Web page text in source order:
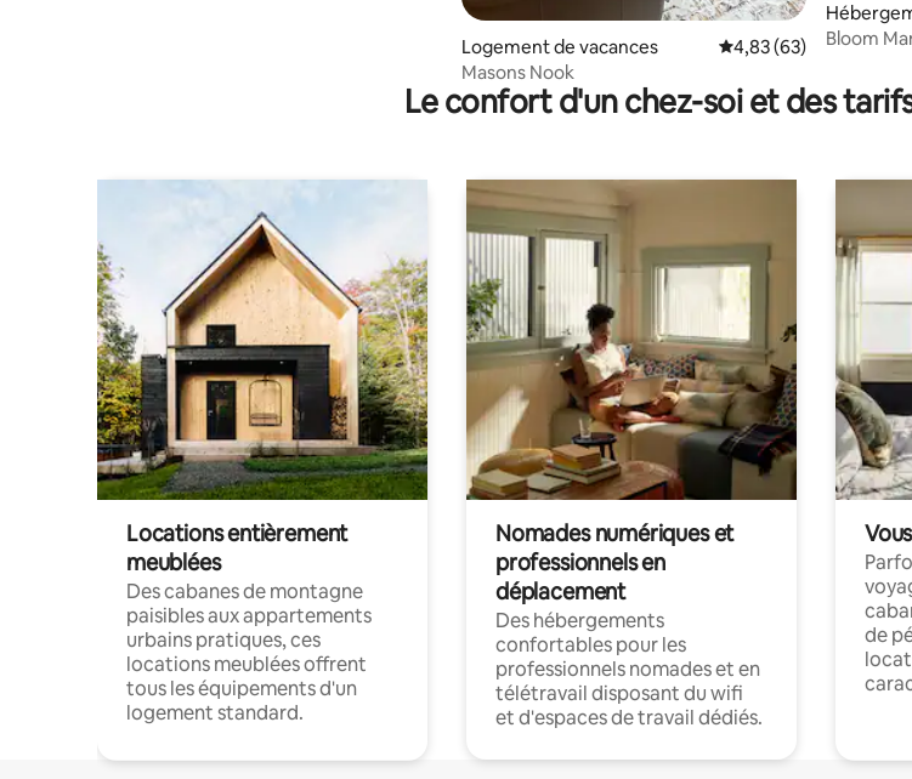
Logement de vacances Évaluation moyenne
4,83 (63)
Masons Nook
Bloom
Le confort d'un chez-soi et des
Locations entièrement
meublées
Des cabanes de montagne
paisibles aux appartements
urbains pratiques, ces
locations meublées offrent
tous les équipements d'un
logement standard.
Nomades numériques et
professionnels en
déplacement
Des hébergements
confortables pour les
professionnels nomades et en
télétravail disposant du wifi
et d'espaces de travail dédiés.
de